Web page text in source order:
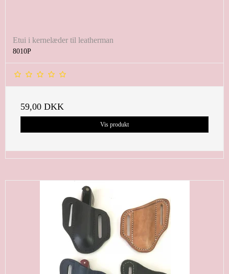
Etui i kernelæder til leatherman
8010P
59,00 DKK
Vis produkt